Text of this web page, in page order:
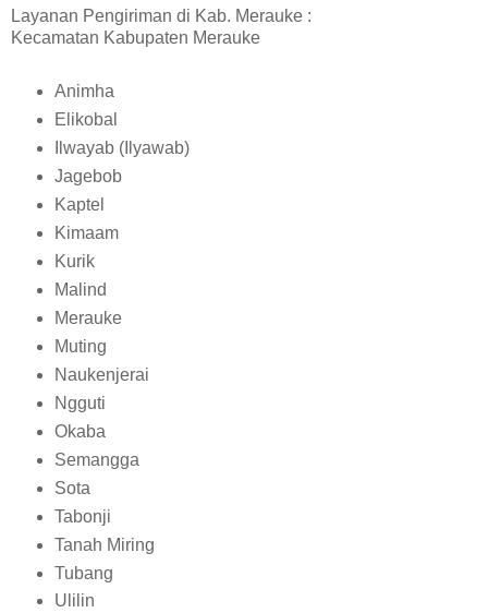
Layanan Pengiriman di Kab. Merauke :
Kecamatan Kabupaten Merauke
Animha
Elikobal
Ilwayab (Ilyawab)
Jagebob
Kaptel
Kimaam
Kurik
Malind
Merauke
Muting
Naukenjerai
Ngguti
Okaba
Semangga
Sota
Tabonji
Tanah Miring
Tubang
Ulilin